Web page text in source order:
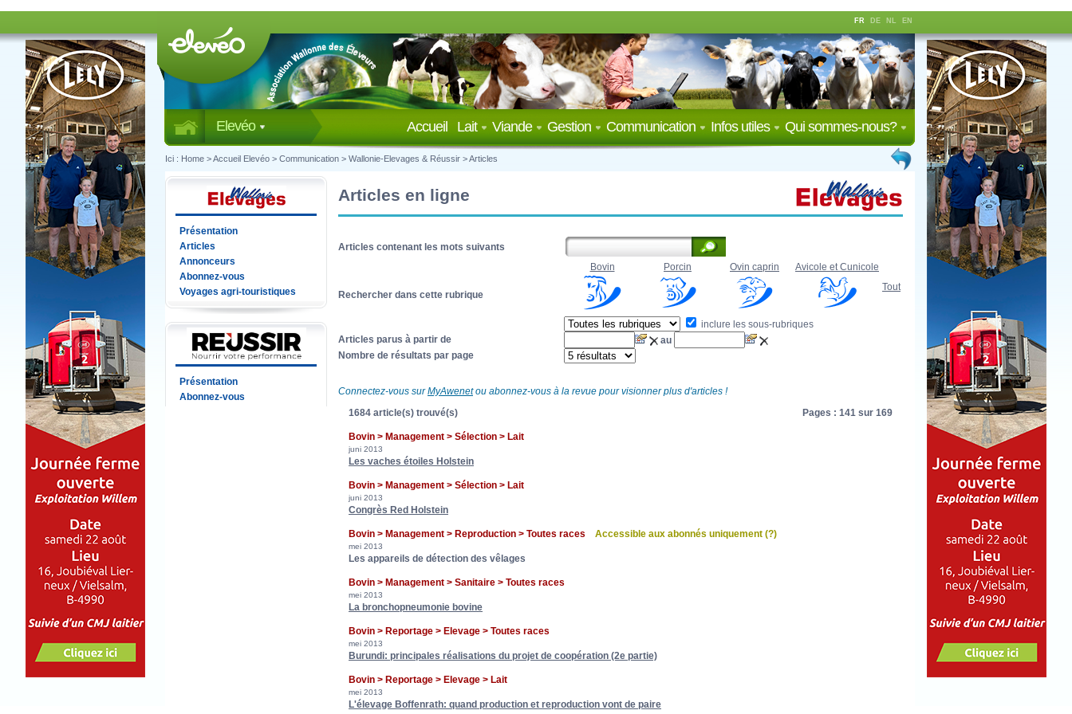
FR DE NL EN
Elevéo Qui sommes-nous?
Infos utiles
Communication
Gestion
Viande
Lait
Accueil
Ici : Home >Accueil Elevéo > Communication > Wallonie-Elevages & Réussir >Articles
Présentation
Articles
Annonceurs
Abonnez-vous
Voyages agri-touristiques
Présentation
Abonnez-vous
Articles en ligne
Articles contenant les mots suivants
Rechercher dans cette rubrique
Bovin Porcin Ovin caprin
Avicole et Cunicole
Tout
inclure les sous-rubriques
Articles parus à partir de
au
Nombre de résultats par page
Connectez-vous surMyAwenetou abonnez-vous à la revue pour visionner plus d'articles !
1684 article(s) trouvé(s)
Pages : 141 sur 169
Bovin > Management > Sélection > Lait
juni 2013
Les vaches étoiles Holstein
Bovin > Management > Sélection > Lait
juni 2013
Congrès Red Holstein
Bovin > Management > Reproduction > Toutes races Accessible aux abonnés uniquement (?)
mei 2013
Les appareils de détection des vêlages
Bovin > Management > Sanitaire > Toutes races
mei 2013
La bronchopneumonie bovine
Bovin > Reportage > Elevage > Toutes races
mei 2013
Burundi: principales réalisations du projet de coopération (2e partie)
Bovin > Reportage > Elevage > Lait
mei 2013
L'élevage Boffenrath: quand production et reproduction vont de paire